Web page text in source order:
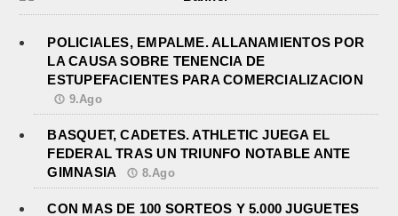
POLICIALES, EMPALME. ALLANAMIENTOS POR
LA CAUSA SOBRE TENENCIA DE
ESTUPEFACIENTES PARA COMERCIALIZACION
9.Ago
BASQUET, CADETES. ATHLETIC JUEGA EL
FEDERAL TRAS UN TRIUNFO NOTABLE ANTE
GIMNASIA
8.Ago
CON MAS DE 100 SORTEOS Y 5.000 JUGUETES